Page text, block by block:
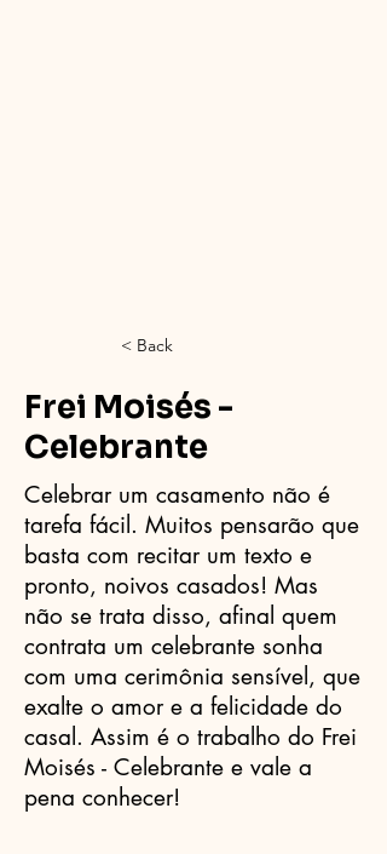
< Back
Frei Moisés -
Celebrante
Celebrar um casamento não é
tarefa fácil. Muitos pensarão que
basta com recitar um texto e
pronto, noivos casados! Mas
não se trata disso, afinal quem
contrata um celebrante sonha
com uma cerimônia sensível, que
exalte o amor e a felicidade do
casal. Assim é o trabalho do Frei
Moisés - Celebrante e vale a
pena conhecer!